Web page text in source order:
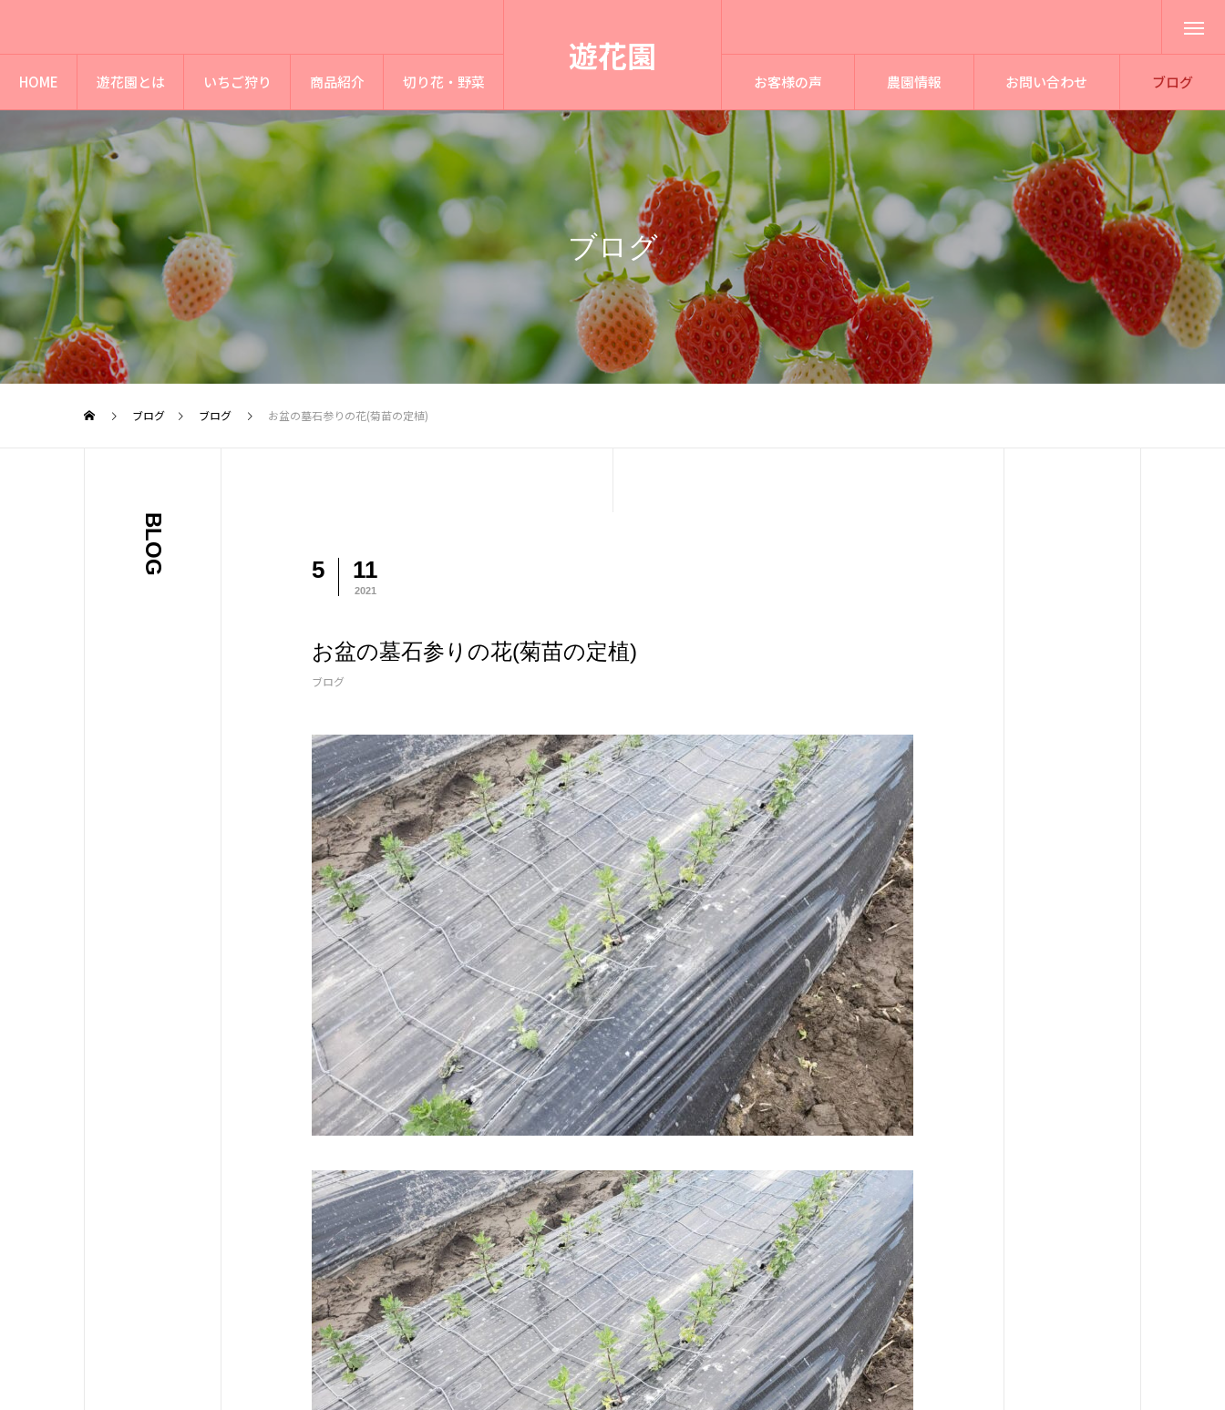
遊花園
HOME 遊花園とは いちご狩り 商品紹介 切り花・野菜 お客様の声 農園情報 お問い合わせ ブログ
ブログ
ブログ ブログ お盆の墓石参りの花(菊苗の定植)
BLOG 5 11
2021
お盆の墓石参りの花(菊苗の定植)
ブログ